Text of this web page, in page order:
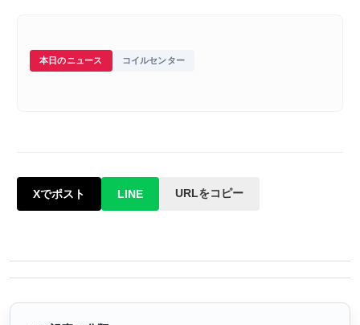
本日のニュース コイルセンター
Xでポスト LINE URLをコピー